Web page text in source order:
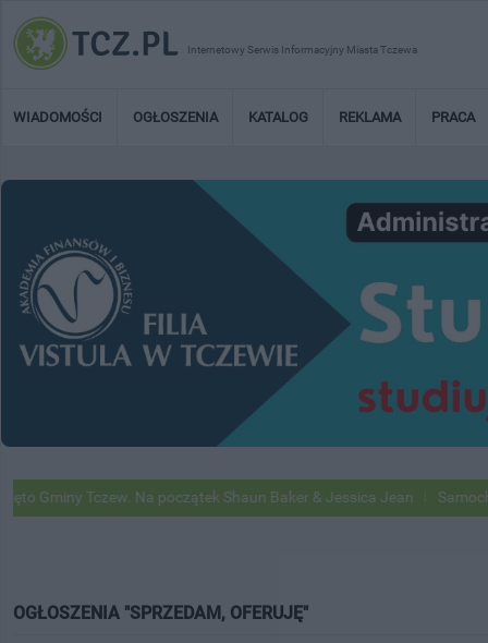
Internetowy Serwis Informacyjny Miasta Tczewa
WIADOMOŚCI OGŁOSZENIA KATALOG REKLAMA PRACA
Gminy Tczew. Na początek Shaun Baker & Jessica Jean
OGŁOSZENIA "SPRZEDAM, OFERUJĘ"